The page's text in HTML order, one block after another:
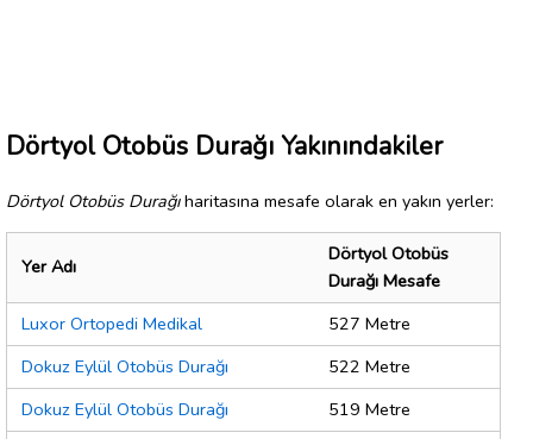
Dörtyol Otobüs Durağı Yakınındakiler
Dörtyol Otobüs Durağıharitasına mesafe olarak en yakın yerler:
Yer Adı
Dörtyol Otobüs
Durağı Mesafe
Luxor Ortopedi Medikal
527 Metre
Dokuz Eylül Otobüs Durağı
522 Metre
Dokuz Eylül Otobüs Durağı
519 Metre